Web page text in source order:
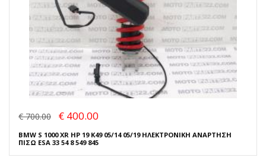
€ 700.00 € 400.00
BMW S 1000 XR HP 19 K49 05/14 05/19 ΗΛΕΚΤΡΟΝΙΚΗ ΑΝΑΡΤΗΣΗ
ΠΙΣΩ ESA 33 54 8 549 845